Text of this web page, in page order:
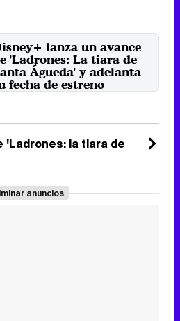
lanza un avance
'Ladrones: La tiara de
Águeda' y adelanta
fecha de estreno
'Ladrones: la tiara de
anuncios